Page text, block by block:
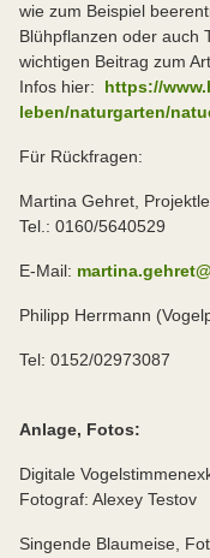
wie zum Beispiel
Blühpflanzen oder auch
wichtigen Beitrag zum
Infos hier: https://
leben/naturgarten/
Für Rückfragen:
Martina Gehret,
Tel.: 0160/5640529
E-Mail:
Philipp Herrmann
Tel: 0152/02973087
Anlage, Fotos:
Digitale
Fotograf: Alexey Testov
Singende Blaumeise,